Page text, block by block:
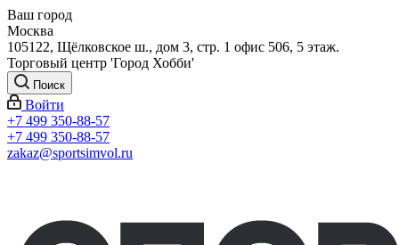
Ваш город
Москва
105122, Щёлковское ш., дом 3, стр. 1 офис 506, 5 этаж.
Торговый центр 'Город Хобби'
Поиск
Войти
+7 499 350-88-57
+7 499 350-88-57
zakaz@sportsimvol.ru